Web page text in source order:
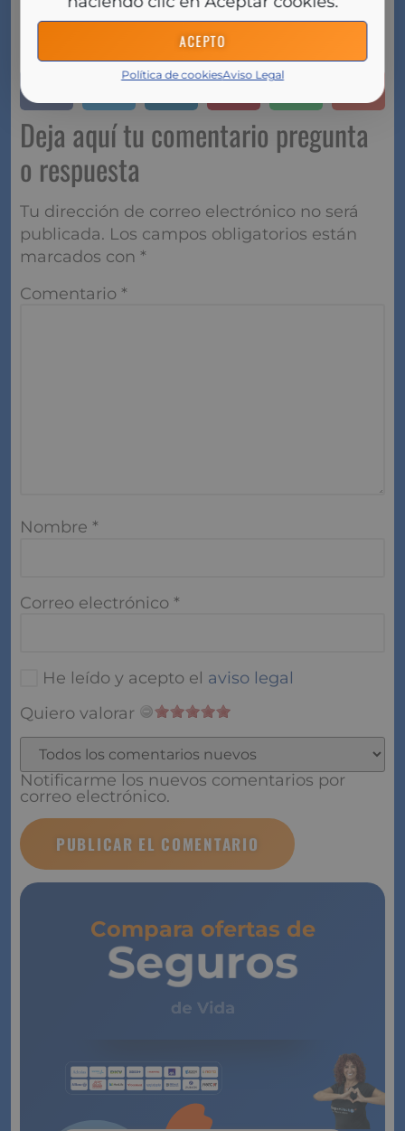
ACEPTO
Política de cookiesAviso Legal
gran medida de mantener unavigilancia constante
y seguir las mejores prácticas de seguridad
recomendadas por tu banco.
Deja aquí tu comentario pregunta
o respuesta
Tu dirección de correo electrónico no será
publicada. Los campos obligatorios están
marcados con *
Comentario *
Nombre *
Correo electrónico *
He leído y acepto el aviso legal
Quiero valorar
Notificarme los nuevos comentarios por
correo electrónico.
Compara ofertas de
Seguros
de Vida